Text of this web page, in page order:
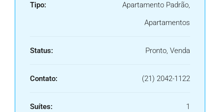
Tipo:
Apartamento Padrão,
Apartamentos
Status: Pronto, Venda
Contato: (21) 2042-1122
Suítes: 1